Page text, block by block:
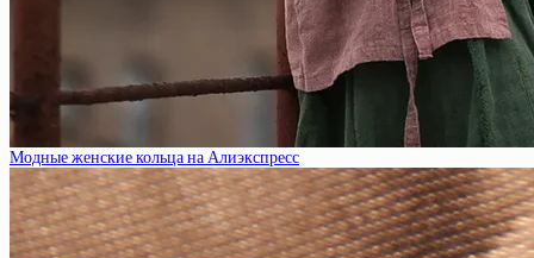
Модные женские кольца на Алиэкспресс